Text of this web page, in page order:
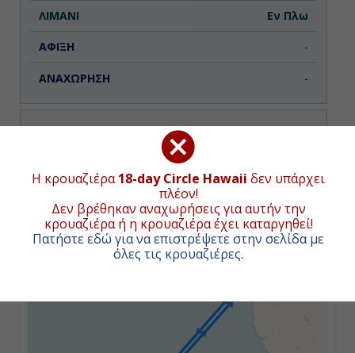
Η κρουαζιέρα18-day Circle Hawaii δεν υπάρχει
πλέον!
Δεν βρέθηκαν αναχωρήσεις για αυτήν την
κρουαζιέρα ή η κρουαζιέρα έχει καταργηθεί!
Πατήστε εδώ για να επιστρέψετε στην σελίδα με
όλες τις κρουαζιέρες.
Εν Πλω
-
-
-
Εν Πλω
ΧΑΡΤΗΣ ΚΡΟΥΑΖΙΕΡΑΣ
+